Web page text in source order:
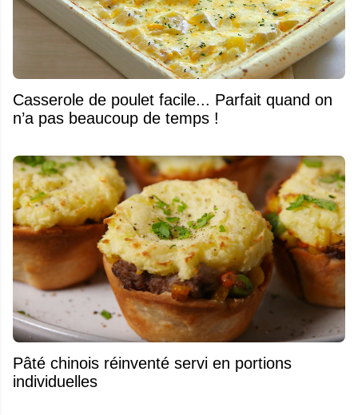
Casserole de poulet facile... Parfait quand on
n’a pas beaucoup de temps !
Pâté chinois réinventé servi en portions
individuelles